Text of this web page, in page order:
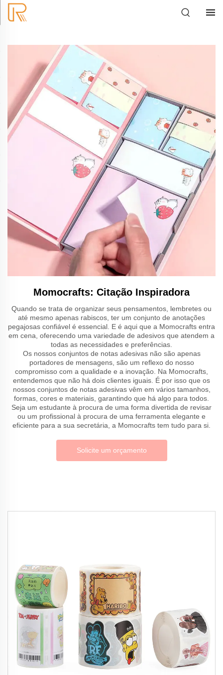
Momocrafts: Citação Inspiradora
Quando se trata de organizar seus pensamentos, lembretes ou
até mesmo apenas rabiscos, ter um conjunto de anotações
pegajosas confiável é essencial. E é aqui que a Momocrafts entra
em cena, oferecendo uma variedade de adesivos que atendem a
todas as necessidades e preferências.
Os nossos conjuntos de notas adesivas não são apenas
portadores de mensagens, são um reflexo do nosso
compromisso com a qualidade e a inovação. Na Momocrafts,
entendemos que não há dois clientes iguais. É por isso que os
nossos conjuntos de notas adesivas vêm em vários tamanhos,
formas, cores e materiais, garantindo que há algo para todos.
Seja um estudante à procura de uma forma divertida de revisar
ou um profissional à procura de uma ferramenta elegante e
eficiente para a sua secretária, a Momocrafts tem tudo para si.
Solicite um orçamento